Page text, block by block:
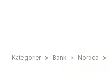
Kategorier Bank Nordea